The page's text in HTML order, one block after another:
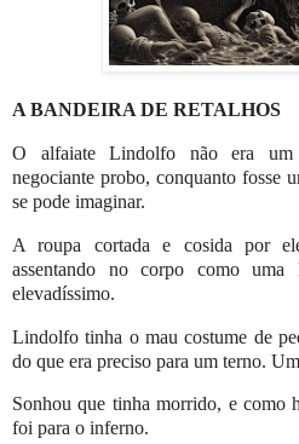
A BANDEIRA DE RETALHOS
O alfaiate Lindolfo não era um
negociante probo, conquanto fosse
se pode imaginar.
A roupa cortada e cosida por
assentando no corpo como
elevadíssimo.
Lindolfo tinha o mau costume de
do que era preciso para um terno.
Sonhou que tinha morrido, e como
foi para o inferno.